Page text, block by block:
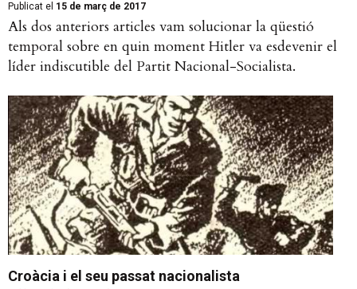
Publicat el 15 de març de 2017
Als dos anteriors articles vam solucionar la qüestió
temporal sobre en quin moment Hitler va esdevenir el
líder indiscutible del Partit Nacional-Socialista.
Croàcia i el seu passat nacionalista